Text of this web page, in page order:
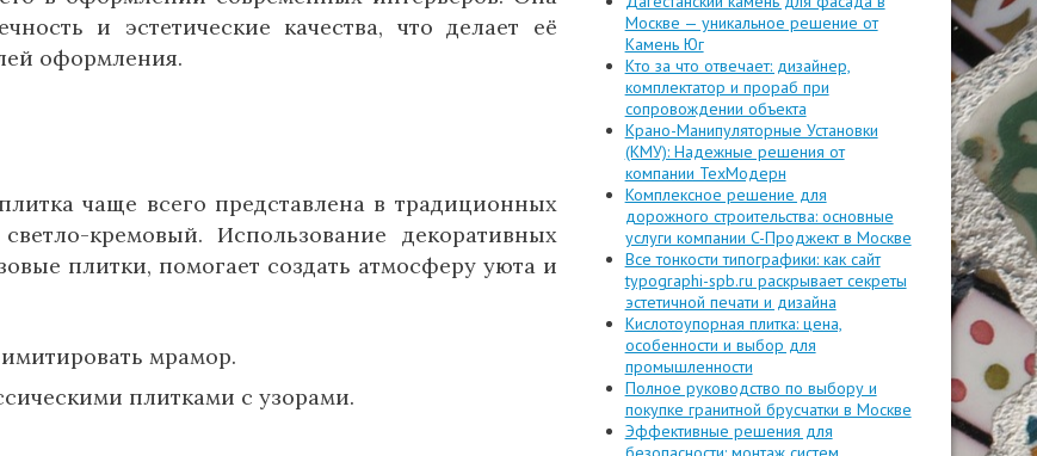
и эстетические качества, что делает её
оформления.
чаще всего представлена в традиционных
кремовый. Использование декоративных
плитки, помогает создать атмосферу уюта и
мрамор.
плитками с узорами.
Москве — уникальное решение от
Камень Юг
Кто за что отвечает: дизайнер,
комплектатор и прораб при
сопровождении объекта
Крано-Манипуляторные Установки
(КМУ): Надежные решения от
компании ТехМодерн
Комплексное решение для
дорожного строительства: основные
услуги компании C-Проджект в Москве
Все тонкости типографики: как сайт
typographi-spb.ru раскрывает секреты
эстетичной печати и дизайна
Кислотоупорная плитка: цена,
особенности и выбор для
промышленности
Полное руководство по выбору и
покупке гранитной брусчатки в Москве
Эффективные решения для